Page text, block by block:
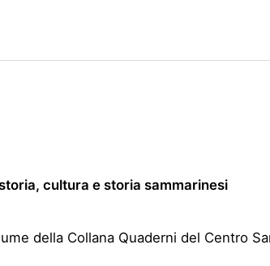
cultura e storia sammarinesi
della Collana Quaderni del Centro